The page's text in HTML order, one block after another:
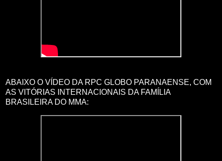
ABAIXO O VÍDEO DA RPC GLOBO PARANAENSE, COM
AS VITÓRIAS INTERNACIONAIS DA FAMÍLIA
BRASILEIRA DO MMA: